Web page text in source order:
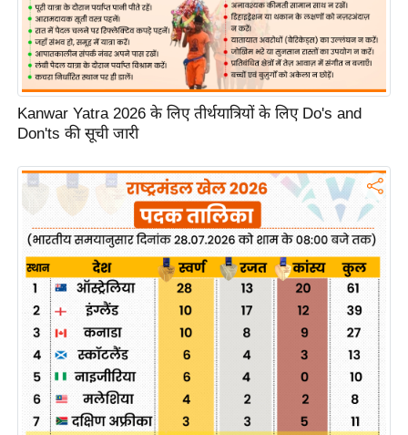
n
g
N
e
w
s
इ
फ
स्टा
इ
ल
क्नॉ
लॉ
जी
ब्यू
टी
Kanwar Yatra 2026 के लिए तीर्थयात्रियों के लिए Do's and
Don'ts की सूची जारी